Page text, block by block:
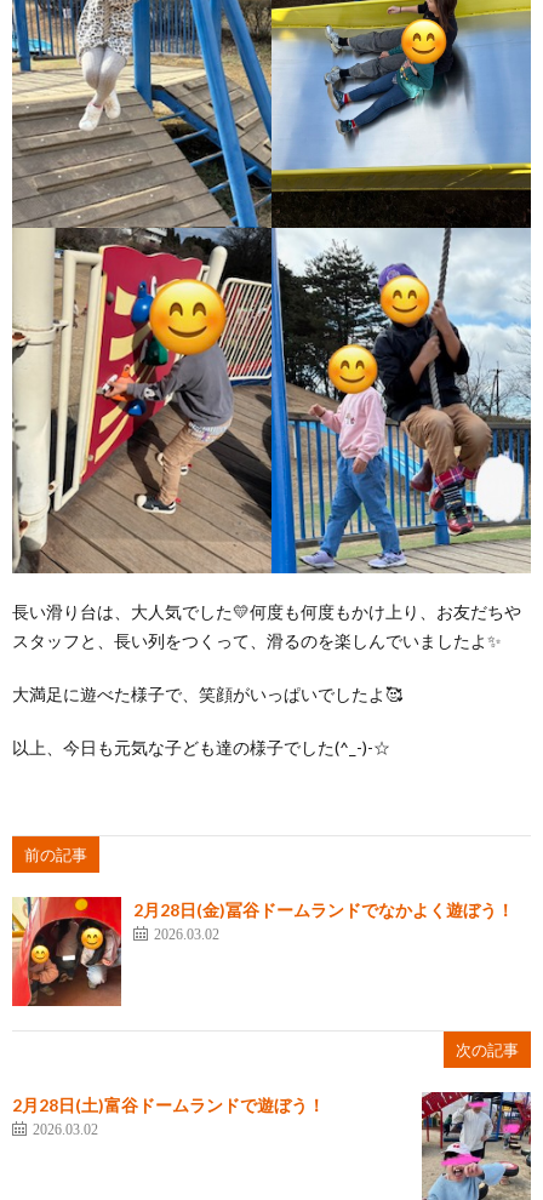
長い滑り台は、大人気でした💛何度も何度もかけ上り、お友だちや
スタッフと、長い列をつくって、滑るのを楽しんでいましたよ✨
大満足に遊べた様子で、笑顔がいっぱいでしたよ🥰
以上、今日も元気な子ども達の様子でした(^_-)-☆
前の記事
2月28日(金)冨谷ドームランドでなかよく遊ぼう！
2026.03.02
次の記事
2月28日(土)富谷ドームランドで遊ぼう！
2026.03.02